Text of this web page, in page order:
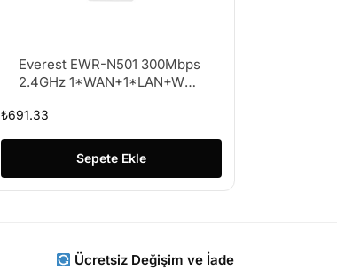
Everest EWR-N501 300Mbps
2.4GHz 1*WAN+1*LAN+WPS
Range Extender
₺691.33
Sepete Ekle
Ücretsiz Değişim ve İade